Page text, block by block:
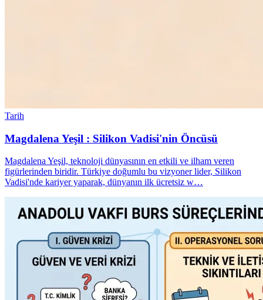
Tarih
Magdalena Yeşil : Silikon Vadisi'nin Öncüsü
Magdalena Yeşil, teknoloji dünyasının en etkili ve ilham veren
figürlerinden biridir. Türkiye doğumlu bu vizyoner lider, Silikon
Vadisi'nde kariyer yaparak, dünyanın ilk ücretsiz w…